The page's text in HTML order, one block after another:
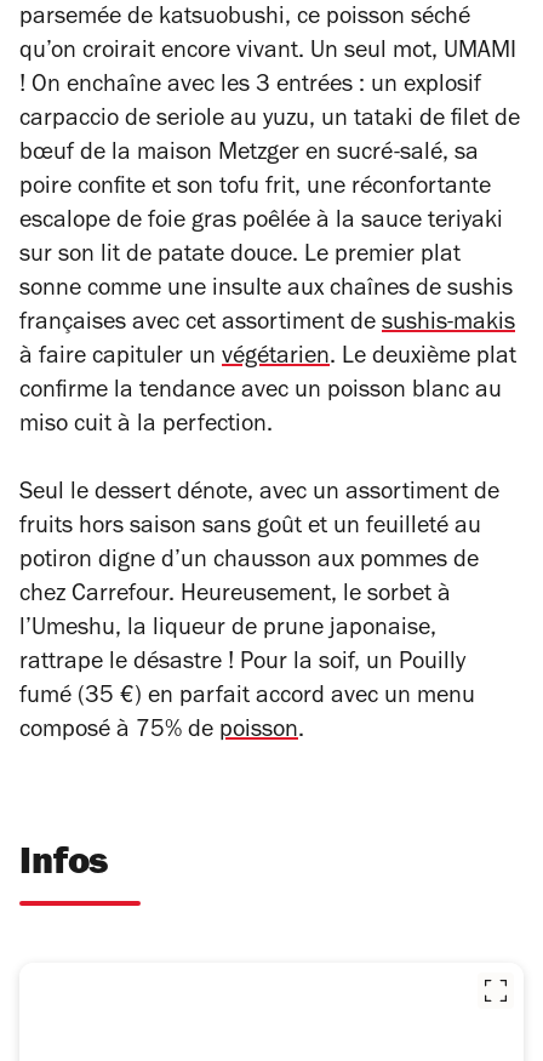
parsemée de katsuobushi, ce poisson séché
qu’on croirait encore vivant. Un seul mot, UMAMI
! On enchaîne avec les 3 entrées : un explosif
carpaccio de seriole au yuzu, un tataki de filet de
bœuf de la maison Metzger en sucré-salé, sa
poire confite et son tofu frit, une réconfortante
escalope de foie gras poêlée à la sauce teriyaki
sur son lit de patate douce. Le premier plat
sonne comme une insulte aux chaînes de sushis
françaises avec cet assortiment de sushis-makis
à faire capituler un végétarien. Le deuxième plat
confirme la tendance avec un poisson blanc au
miso cuit à la perfection.
Seul le dessert dénote, avec un assortiment de
fruits hors saison sans goût et un feuilleté au
potiron digne d’un chausson aux pommes de
chez Carrefour. Heureusement, le sorbet à
l’Umeshu, la liqueur de prune japonaise,
rattrape le désastre ! Pour la soif, un Pouilly
fumé (35 €) en parfait accord avec un menu
composé à 75% de poisson.
Infos